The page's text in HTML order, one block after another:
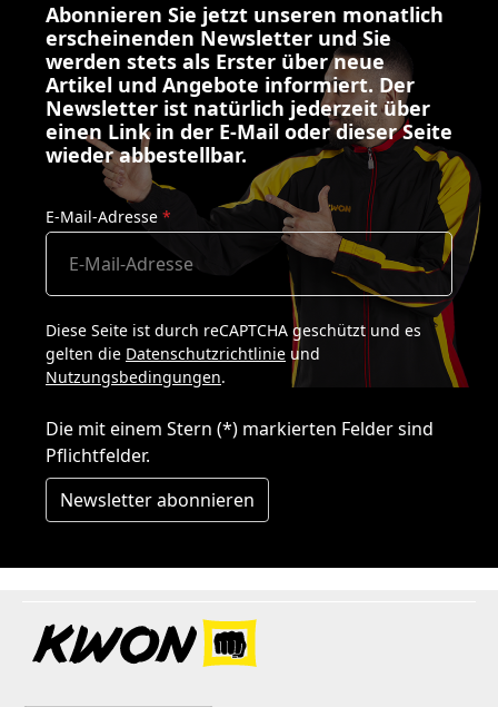
Abonnieren Sie jetzt unseren monatlich
erscheinenden Newsletter und Sie
werden stets als Erster über neue
Artikel und Angebote informiert. Der
Newsletter ist natürlich jederzeit über
einen Link in der E-Mail oder dieser Seite
wieder abbestellbar.
E-Mail-Adresse *
Diese Seite ist durch reCAPTCHA geschützt und es
gelten die Datenschutzrichtlinie und
Nutzungsbedingungen.
Die mit einem Stern (*) markierten Felder sind
Pflichtfelder.
Newsletter abonnieren